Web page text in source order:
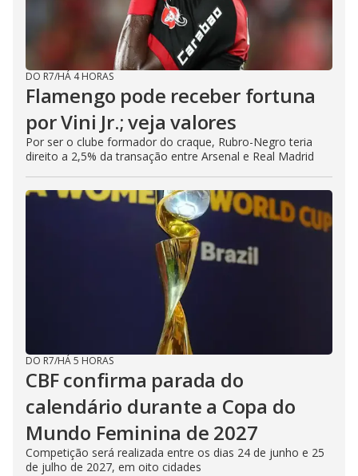
DO R7/HÁ 4 HORAS
Flamengo pode receber fortuna
por Vini Jr.; veja valores
Por ser o clube formador do craque, Rubro-Negro teria
direito a 2,5% da transação entre Arsenal e Real Madrid
DO R7/HÁ 5 HORAS
CBF confirma parada do
calendário durante a Copa do
Mundo Feminina de 2027
Competição será realizada entre os dias 24 de junho e 25
de julho de 2027, em oito cidades